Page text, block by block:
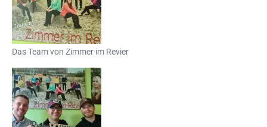
Das Team von Zimmer im Revier